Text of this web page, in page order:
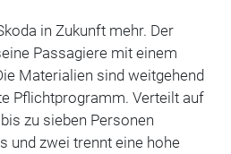
in Zukunft mehr. Der
Passagiere mit einem
Materialien sind weitgehend
Pflichtprogramm. Verteilt auf
zu sieben Personen
und zwei trennt eine hohe